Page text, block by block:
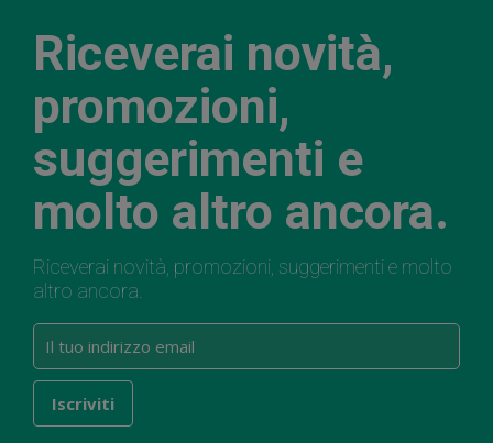
Riceverai novità,
promozioni,
suggerimenti e
molto altro ancora.
Riceverai novità, promozioni, suggerimenti e molto
altro ancora.